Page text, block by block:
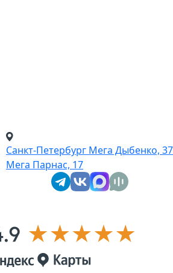
Санкт-Петербург Мега Дыбенко, 37
Мега Парнас, 17